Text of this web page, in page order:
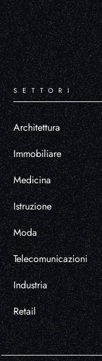
SETTORI
Architettura
Immobiliare
Medicina
Istruzione
Moda
Telecomunicazioni
Industria
Retail